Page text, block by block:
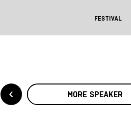
FESTIVAL
MORE SPEAKER